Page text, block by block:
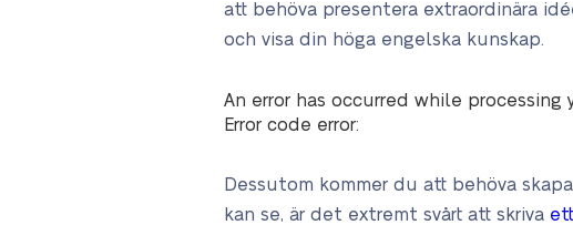
att behöva presentera extraordinära
och visa din höga engelska kunskap.
An error has occurred while
Error code error:
Dessutom kommer du att behöva
kan se, är det extremt svårt att skriva